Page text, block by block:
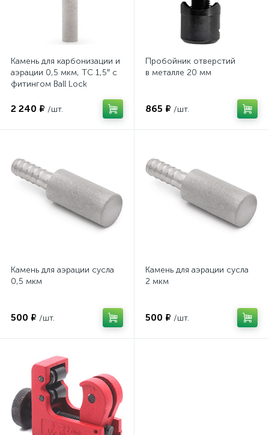
Камень для карбонизации и
аэрации 0,5 мкм, TC 1,5″ с
фитингом Ball Lock
2 240 ₽ /шт.
Пробойник отверстий
в металле 20 мм
865 ₽ /шт.
Камень для аэрации сусла
0,5 мкм
500 ₽ /шт.
Камень для аэрации сусла
2 мкм
500 ₽ /шт.